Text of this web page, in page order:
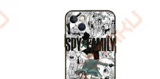
a
plusieurs
variations.
Les
options
peuvent